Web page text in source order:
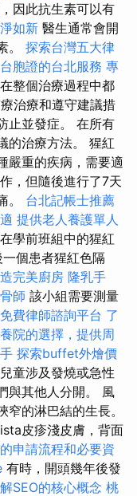
因此抗生素可以有
如新 醫生通常會開
。 探索台灣五大律
胞證的台北服務 專
在整個治療過程中都
治療和遵守建議措
止並發症。 在所有
的治療方法。 猩紅
嚴重的疾病，需要適
，但隨後進行了7天
。 台北記帳士推薦
提供老人養護單人
學前班組中的猩紅
個患者猩紅色隔
完美廚房 隆乳手
師 該小組需要測量
免費律師諮詢平台 了
院的選擇，提供周
探索buffet外燴價
童涉及發燒或急性
與其他人分開。 風
的淋巴結的生長。
皮疹淺皮膚，背面
申請流程和必要資
有時，開頭幾年後發
SEO的核心概念 桃